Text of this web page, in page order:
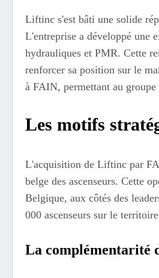
Liftinc s'est bâti une solide
L'entreprise a développé une
hydrauliques et PMR. Cette
renforcer sa position sur le
à FAIN, permettant au groupe
Les motifs
L'acquisition de Liftinc par
belge des ascenseurs. Cette
Belgique, aux côtés des
000 ascenseurs sur le
La complémentarité